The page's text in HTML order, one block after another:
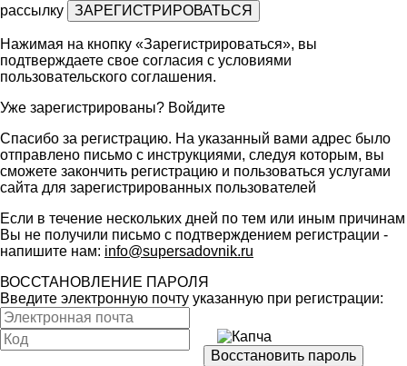
рассылку
Нажимая на кнопку «Зарегистрироваться», вы
подтверждаете свое согласия с условиями
пользовательского соглашения.
Уже зарегистрированы? Войдите
Спасибо за регистрацию. На указанный вами адрес было
отправлено письмо с инструкциями, следуя которым, вы
сможете закончить регистрацию и пользоваться услугами
сайта для зарегистрированных пользователей
Если в течение нескольких дней по тем или иным причинам
Вы не получили письмо с подтверждением регистрации -
напишите нам: info@supersadovnik.ru
ВОССТАНОВЛЕНИЕ ПАРОЛЯ
Введите электронную почту указанную при регистрации: